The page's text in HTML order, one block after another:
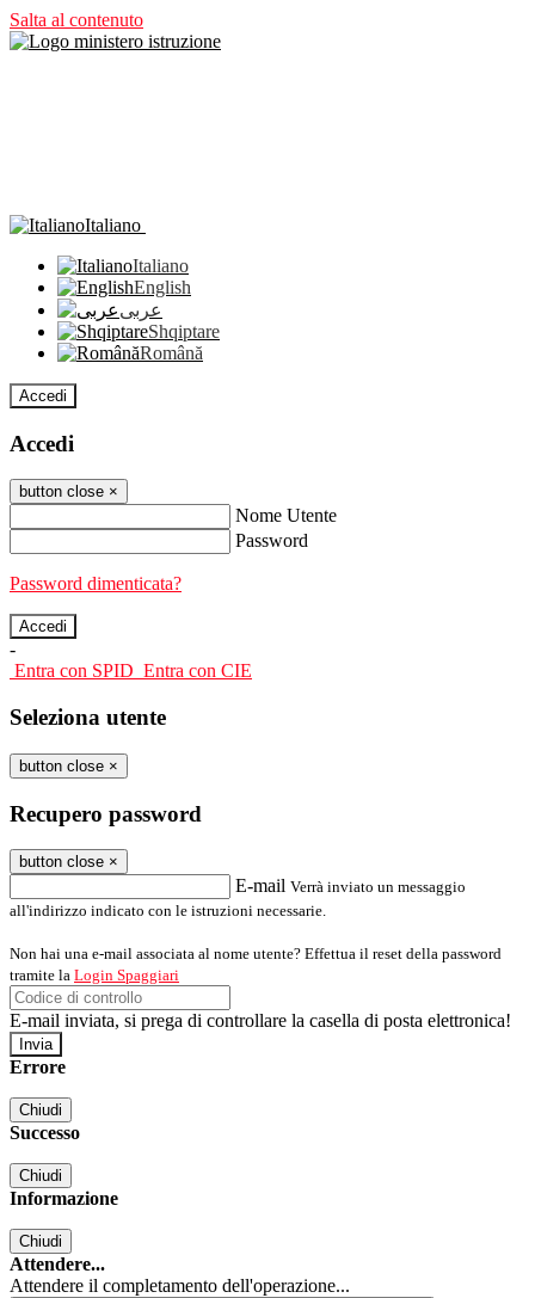
Salta al contenuto
Italiano
Italiano
English
عربى
Shqiptare
Română
Accedi
Accedi
button close ×
Nome Utente
Password
Password dimenticata?
-
Entra con SPID Entra con CIE
Seleziona utente
button close ×
Recupero password
button close ×
E-mail Verrà inviato un messaggio
all'indirizzo indicato con le istruzioni necessarie.
Non hai una e-mail associata al nome utente? Effettua il reset della password
tramite la Login Spaggiari
E-mail inviata, si prega di controllare la casella di posta elettronica!
Errore
Chiudi
Successo
Chiudi
Informazione
Chiudi
Attendere...
Attendere il completamento dell'operazione...